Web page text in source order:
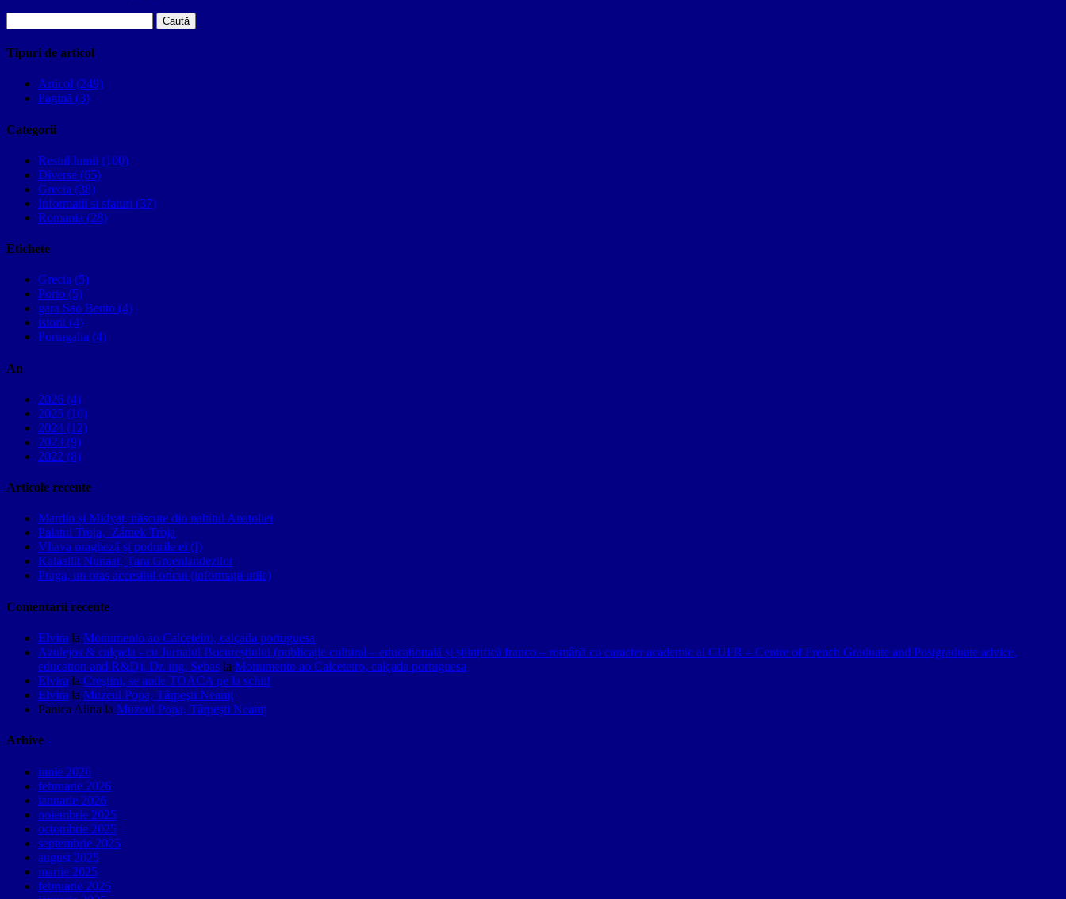
după:
Tipuri de articol
Articol (249)
Pagină (3)
Categorii
Restul lumii (100)
Diverse (65)
Grecia (38)
Informatii si sfaturi (37)
Romania (28)
Etichete
Grecia (5)
Porto (5)
gara Sao Bento (4)
istorii (4)
Portugalia (4)
An
2026 (4)
2025 (10)
2024 (12)
2023 (9)
2022 (8)
Articole recente
Mardin și Midyat, născute din nahitul Anatoliei
Palatul Troja, Zámek Troja
Vltava pragheză și podurile ei (I)
Kalaallit Nunaat, Țara Groenlandezilor
Praga, un oraș accesibil oricui (informații utile)
Comentarii recente
Elvira la Monumento ao Calceteiro, calçada portuguesa
Azulejos & calçada - cu Jurnalul Bucureștiului (publicație cultural – educațională și științifică franco – română cu caracter academic al CUFR – Centre of French Graduate and Postgraduate advice,
education and R&D). Dr. ing. Sebas la Monumento ao Calceteiro, calçada portuguesa
Elvira la Creştini, se aude TOACA pe la schit!
Elvira la Muzeul Popa, Târpeşti Neamţ
Panica Alina la Muzeul Popa, Târpeşti Neamţ
Arhive
iunie 2026
februarie 2026
ianuarie 2026
noiembrie 2025
octombrie 2025
septembrie 2025
august 2025
martie 2025
februarie 2025